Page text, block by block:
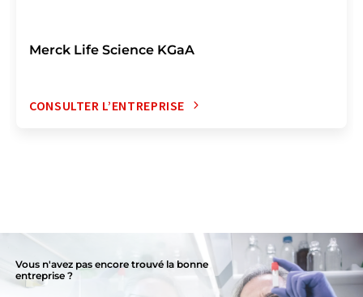
Merck Life Science KGaA
CONSULTER L’ENTREPRISE
Vous n'avez pas encore trouvé la bonne
entreprise ?